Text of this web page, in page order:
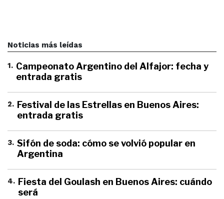
Noticias más leídas
1. Campeonato Argentino del Alfajor: fecha y
entrada gratis
2. Festival de las Estrellas en Buenos Aires:
entrada gratis
3. Sifón de soda: cómo se volvió popular en
Argentina
4. Fiesta del Goulash en Buenos Aires: cuándo
será